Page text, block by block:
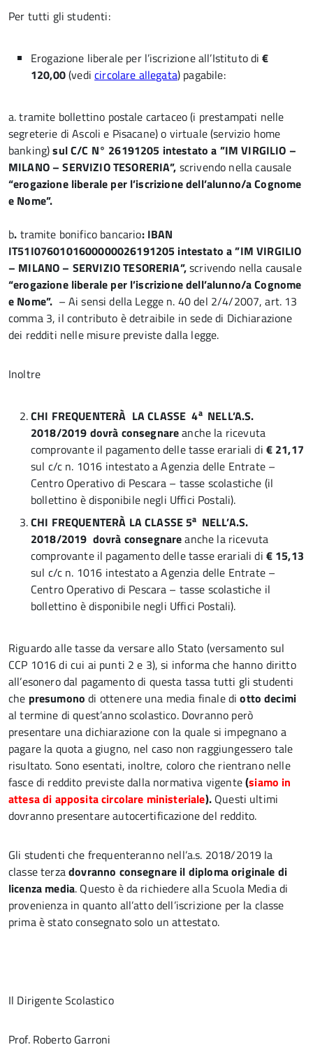
Per tutti gli studenti:
Erogazione liberale per l’iscrizione all’Istituto di€
120,00(vedicircolare allegata) pagabile:
a. tramite bollettino postale cartaceo (i prestampati nelle
segreterie di Ascoli e Pisacane) o virtuale (servizio home
banking)sul C/C N° 26191205 intestato a ”IM VIRGILIO –
MILANO – SERVIZIO TESORERIA”, scrivendo nella causale
“erogazione liberale per l’iscrizione dell’alunno/a Cognome
e Nome”.
b. tramite bonifico bancario: IBAN
IT51I0760101600000026191205 intestato a ”IM VIRGILIO
– MILANO – SERVIZIO TESORERIA”,scrivendo nella causale
“erogazione liberale per l’iscrizione dell’alunno/a Cognome
e Nome”. – Ai sensi della Legge n. 40 del 2/4/2007, art. 13
comma 3, il contributo è detraibile in sede di Dichiarazione
dei redditi nelle misure previste dalla legge.
Inoltre
CHI FREQUENTERÀ LA CLASSE 4a NELL’A.S.
2018/2019 dovrà consegnareanche la ricevuta
comprovante il pagamento delle tasse erariali di € 21,17
sul c/c n. 1016 intestato a Agenzia delle Entrate –
Centro Operativo di Pescara – tasse scolastiche (il
bollettino è disponibile negli Uffici Postali).
CHI FREQUENTERÀ LA CLASSE 5a NELL’A.S.
2018/2019 dovrà consegnareanche la ricevuta
comprovante il pagamento delle tasse erariali di € 15,13
sul c/c n. 1016 intestato a Agenzia delle Entrate –
Centro Operativo di Pescara – tasse scolastiche il
bollettino è disponibile negli Uffici Postali).
Riguardo alle tasse da versare allo Stato (versamento sul
CCP 1016 di cui ai punti 2 e 3), si informa che hanno diritto
all’esonero dal pagamento di questa tassa tutti gli studenti
che presumono di ottenere una media finale diotto decimi
al termine di quest’anno scolastico. Dovranno però
presentare una dichiarazione con la quale si impegnano a
pagare la quota a giugno, nel caso non raggiungessero tale
risultato. Sono esentati, inoltre, coloro che rientrano nelle
fasce di reddito previste dalla normativa vigente(siamo in
attesa di apposita circolare ministeriale).Questi ultimi
dovranno presentare autocertificazione del reddito.
Gli studenti che frequenteranno nell’a.s. 2018/2019 la
classe terzadovranno consegnare il diploma originale di
licenza media. Questo è da richiedere alla Scuola Media di
provenienza in quanto all’atto dell’iscrizione per la classe
prima è stato consegnato solo un attestato.
Il Dirigente Scolastico
Prof. Roberto Garroni